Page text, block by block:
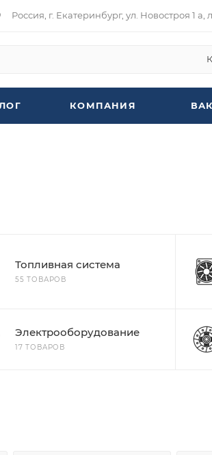
Россия, г. Екатеринбург, ул. Новостроя 1 а,
КОМПАНИЯ
Топливная система
55 ТОВАРОВ
Электрооборудование
17 ТОВАРОВ